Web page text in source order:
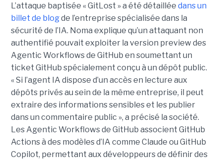
L’attaque baptisée « GitLost » a été détaillée dans un
billet de blogde l’entreprise spécialisée dans la
sécurité de l’IA. Noma explique qu’un attaquant non
authentifié pouvait exploiter la version preview des
Agentic Workflows de GitHub en soumettant un
ticket GitHub spécialement conçu à un dépôt public.
« Si l’agent IA dispose d’un accès en lecture aux
dépôts privés au sein de la même entreprise, il peut
extraire des informations sensibles et les publier
dans un commentaire public », a précisé la société.
Les Agentic Workflows de GitHub associent GitHub
Actions à des modèles d’IA comme Claude ou GitHub
Copilot, permettant aux développeurs de définir des